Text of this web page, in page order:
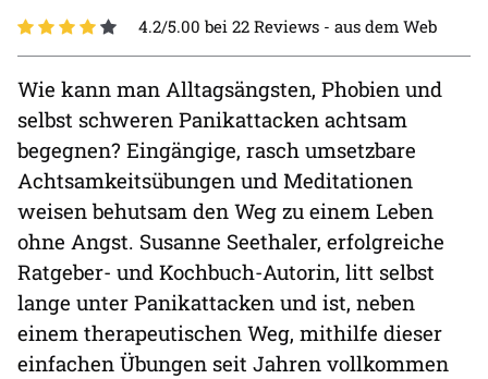
4.2/5.00 bei 22 Reviews - aus dem Web
Wie kann man Alltagsängsten, Phobien und
selbst schweren Panikattacken achtsam
begegnen? Eingängige, rasch umsetzbare
Achtsamkeitsübungen und Meditationen
weisen behutsam den Weg zu einem Leben
ohne Angst. Susanne Seethaler, erfolgreiche
Ratgeber- und Kochbuch-Autorin, litt selbst
lange unter Panikattacken und ist, neben
einem therapeutischen Weg, mithilfe dieser
einfachen Übungen seit Jahren vollkommen